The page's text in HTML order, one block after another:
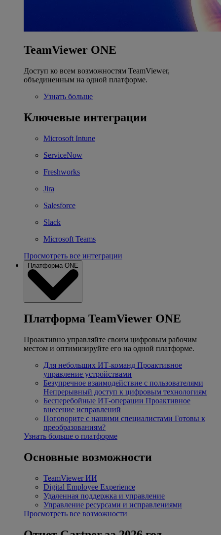
TeamViewer ONE
Доступ ко всем возможностям TeamViewer,
объединенным на одной платформе.
Узнать больше
Ключевые интеграции
Microsoft Intune
ServiceNow
Freshworks
Jira
Salesforce
Slack
Microsoft Teams
Просмотреть все интеграции
Платформа ONE
Платформа TeamViewer ONE
Проактивно управляйте своим цифровым рабочим
местом и оптимизируйте его на одной платформе.
Для небольших ИТ-команд Проактивное
управление устройствами
Безупречное взаимодействие с пользователями
Непрерывный доступ к цифровым технологиям
Бесперебойные ИТ-операции Проактивное
внесение исправлений
Поговорите с нашими специалистами Готовы к
преобразованиям?
Узнать больше о платформе
Основные возможности
TeamViewer ИИ
Digital Employee Experience
Удаленная поддержка и управление
Управление ресурсами и исправлениями
Просмотреть все возможности